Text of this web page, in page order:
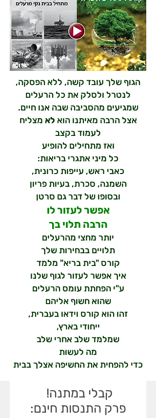
הגוף שלך עובד קשה, ללא הפסקה,
לנטרל ולסלק את כל הרעלים
שמגיעים מהסביבה שבה אנו חיים.
אצל הרבה מאיתנו הוא לא מצליח
לעמוד בקצב
ואז מתחילים להופיע
כל מיני אתגרי בריאות:
כאבי ראש, עייפות כרונית,
השמנה, סכרת, בעיות פריון
ובסופו של דבר גם סרטן
אפשר לעזור לו
הרבה תלוי בך
יותר מחצי מהרעלים
תלויים בבחירות שלך
קורס "בית בריא" מלמד
איך אפשר לעזור לגוף שלנו
ע"י הפחתת עומס הרעלים
שהוא חשוף אליהם
זהו הוא קורס וידאו בעברית,
ייחודי בארץ,
שמלמד שלב אחרי שלב
מה לעשות
כדי להפחית את החשיפה אצלך בבית
קבלי במתנה!
פרק התנסות חינם: